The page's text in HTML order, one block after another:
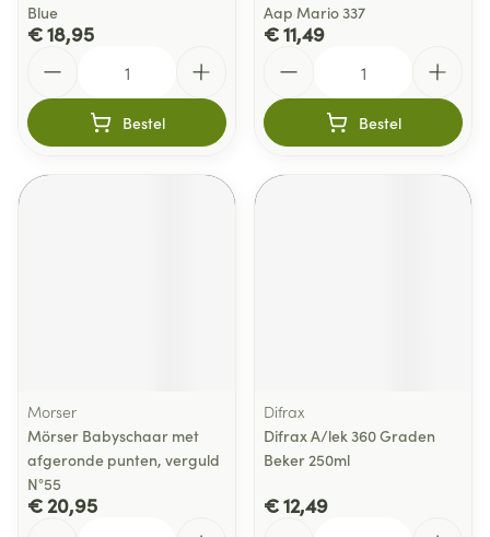
Blue
€ 18,95
Bestel
Aap Mario 337
€ 11,49
Bestel
Morser
Mörser Babyschaar met
afgeronde punten, verguld
N°55
€ 20,95
Difrax
Difrax A/lek 360 Graden
Beker 250ml
€ 12,49